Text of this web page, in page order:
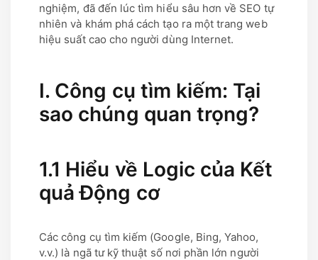
nghiệm, đã đến lúc tìm hiểu sâu hơn về SEO tự
nhiên và khám phá cách tạo ra một trang web
hiệu suất cao cho người dùng Internet.
I. Công cụ tìm kiếm: Tại
sao chúng quan trọng?
1.1 Hiểu về Logic của Kết
quả Động cơ
Các công cụ tìm kiếm (Google, Bing, Yahoo,
v.v.) là ngã tư kỹ thuật số nơi phần lớn người